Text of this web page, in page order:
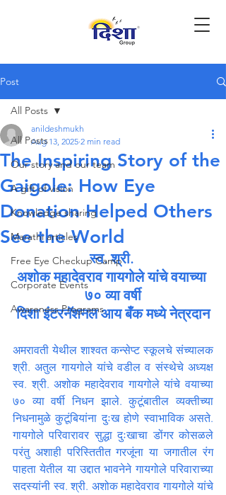
Post
All Posts
Our story and our team
A gift of vision
Knowledge sharing
Marathi articles
Free Eye Checkup Camp
Corporate Events
Awareness Programs
All Posts
The Inspiring Story of the
Gaigole: How Eye
Donation Helped Others
See the World
anildeshmukh
Aug 13, 2025 2 min read
स्व. श्री.
अशोक महादेवराव गायगोले यांचे वयाच्या
७० व्या वर्षी
दिशा इंटरनॅशनल आय बँक मध्ये नेत्रदान
अमरावती येथील शाश्वत कन्सेप्ट स्कूलचे संच्यालक
श्री. अतुल गायगोले यांचे वडील व संस्थेचे अध्यक्ष
स्व. श्री. अशोक महादेवराव गायगोले यांचे वयाच्या
७० व्या वर्षी निधन झाले. कुटूंबातील व्यक्तीच्या
निधनामुळे कुटूंबियांना दुःख होणे स्वाभाविक असते.
गायगोले परिवारावर सुद्धा दुःखाचा डोंगर कोसळले
परंतु अशाही परिस्तितीत गरजूंना या जगातील रंग
पाहता येतील या उद्दात भावनेने गायगोले परिवाराच्या
सदस्यांनी स्व. श्री. अशोक महादेवराव गायगोले यांचे